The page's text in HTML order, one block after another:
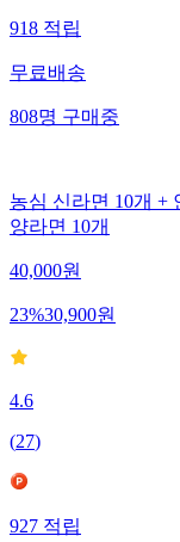
918 적립
무료배송
808명 구매중
농심 신라면 10개 +
양라면 10개
40,000원
23%30,900원
4.6
(27)
927적립